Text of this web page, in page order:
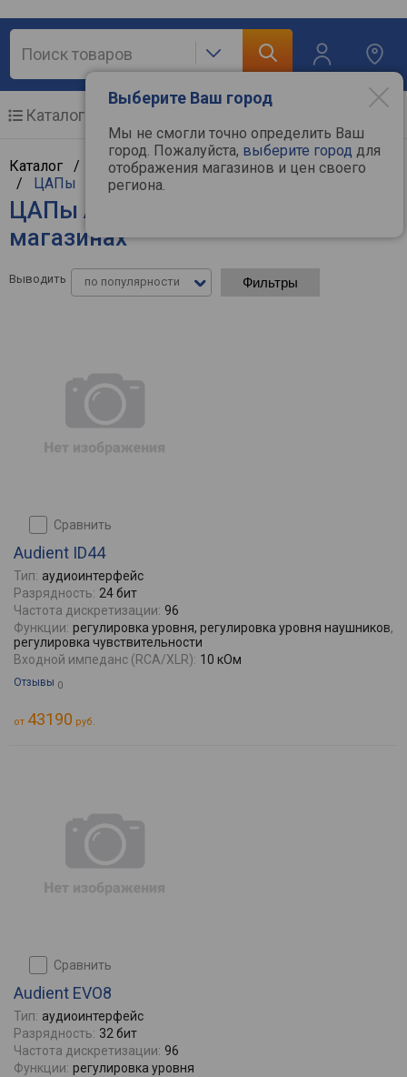
Выберите Ваш город
Мы не смогли точно определить Ваш
город. Пожалуйста, выберите город для
отображения магазинов и цен своего
региона.
Каталог
Каталог / Аудиотехника/Hi-Fi и Hi-End компоненты
/ ЦАПы
ЦАПы Audient - цены в интернет-
магазинах
Выводить по популярности Фильтры
сравнить
Audient ID44
Тип: аудиоинтерфейс
Разрядность: 24 бит
Частота дискретизации: 96
Функции: регулировка уровня, регулировка уровня наушников,
регулировка чувствительности
Входной импеданс (RCA/XLR): 10 кОм
Отзывы 0
от 43190 руб.
сравнить
Audient EVO8
Тип: аудиоинтерфейс
Разрядность: 32 бит
Частота дискретизации: 96
Функции: регулировка уровня